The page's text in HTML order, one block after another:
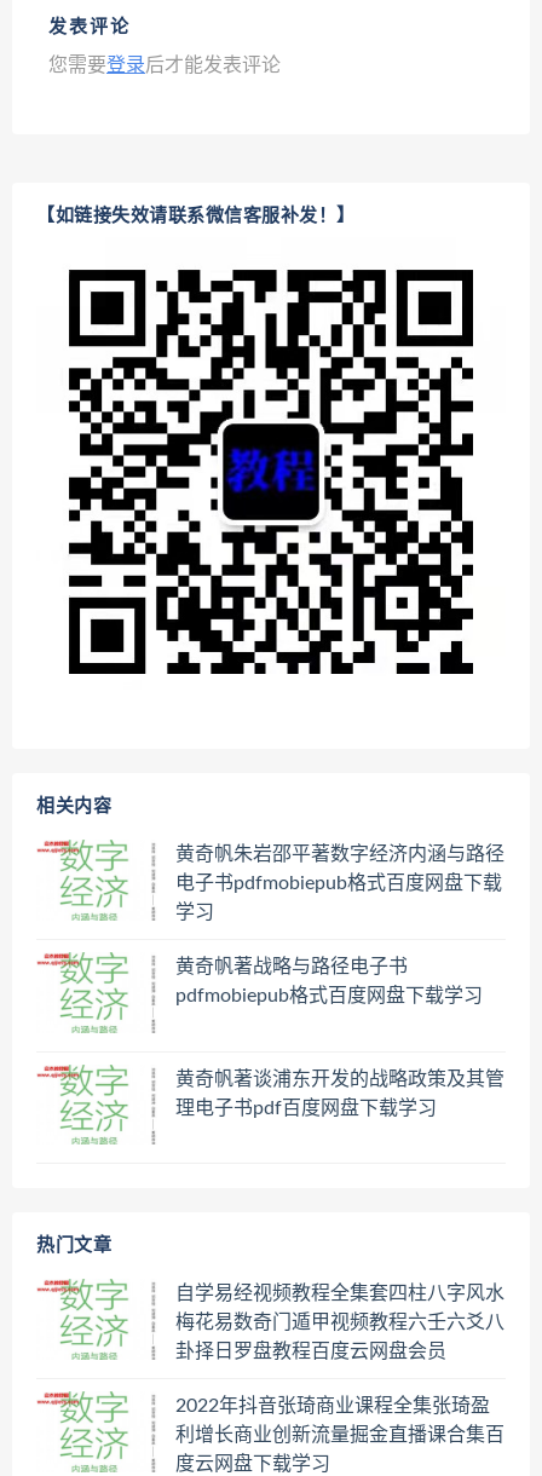
发表评论
您需要登录后才能发表评论
【如链接失效请联系微信客服补发！】
相关内容
黄奇帆朱岩邵平著数字经济内涵与路径
电子书pdfmobiepub格式百度网盘下载
学习
黄奇帆著战略与路径电子书
pdfmobiepub格式百度网盘下载学习
黄奇帆著谈浦东开发的战略政策及其管
理电子书pdf百度网盘下载学习
热门文章
自学易经视频教程全集套四柱八字风水
梅花易数奇门遁甲视频教程六壬六爻八
卦择日罗盘教程百度云网盘会员
2022年抖音张琦商业课程全集张琦盈
利增长商业创新流量掘金直播课合集百
度云网盘下载学习